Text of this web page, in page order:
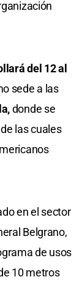
del 12 al
sede a las
donde se
las cuales
en el sector
Belgrano,
de usos
10 metros